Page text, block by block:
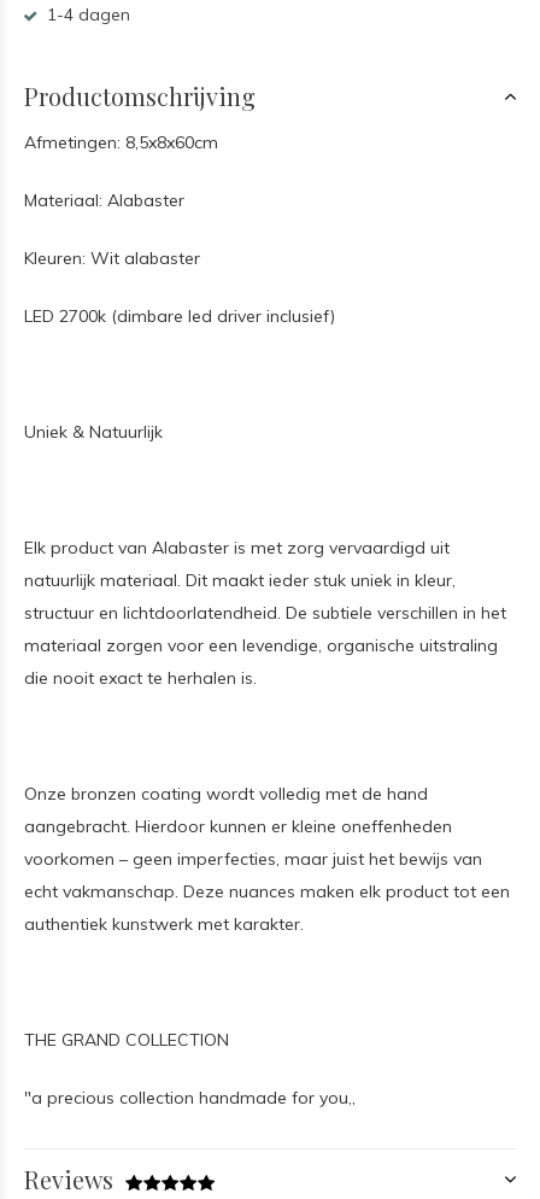
1-4 dagen
Productomschrijving
Afmetingen: 8,5x8x60cm
Materiaal: Alabaster
Kleuren: Wit alabaster
LED 2700k (dimbare led driver inclusief)
Uniek & Natuurlijk
Elk product van Alabaster is met zorg vervaardigd uit
natuurlijk materiaal. Dit maakt ieder stuk uniek in kleur,
structuur en lichtdoorlatendheid. De subtiele verschillen in het
materiaal zorgen voor een levendige, organische uitstraling
die nooit exact te herhalen is.
Onze bronzen coating wordt volledig met de hand
aangebracht. Hierdoor kunnen er kleine oneffenheden
voorkomen – geen imperfecties, maar juist het bewijs van
echt vakmanschap. Deze nuances maken elk product tot een
authentiek kunstwerk met karakter.
THE GRAND COLLECTION
"a precious collection handmade for you,,
Reviews